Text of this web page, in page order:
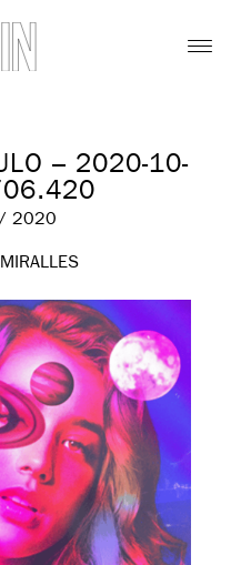
– 2020-10-
2020